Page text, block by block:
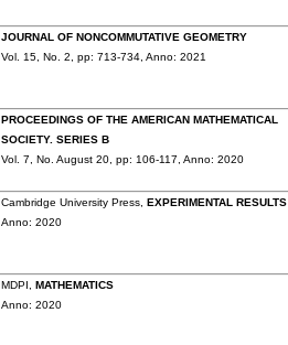
JOURNAL OF NONCOMMUTATIVE GEOMETRY
Vol. 15, No. 2, pp: 713-734, Anno: 2021
PROCEEDINGS OF THE AMERICAN MATHEMATICAL
SOCIETY. SERIES B
Vol. 7,
No. August 20, pp: 106-117, Anno: 2020
Cambridge University Press, EXPERIMENTAL RESULTS
Anno: 2020
MDPI, MATHEMATICS
Anno: 2020